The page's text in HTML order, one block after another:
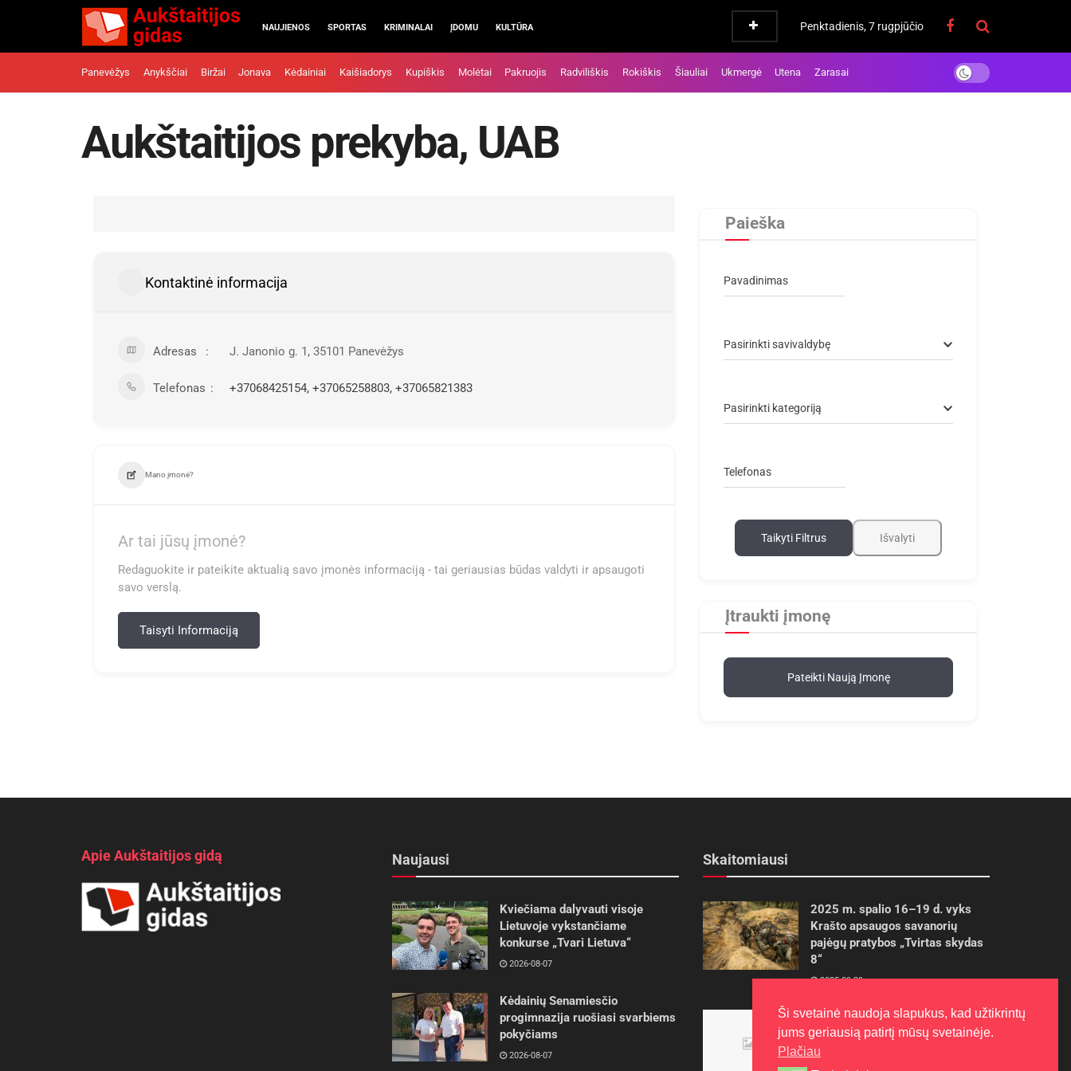
NAUJIENOS SPORTAS KRIMINALAI ĮDOMU KULTŪRA Penktadienis, 7 rugpjūčio
Panevėžys Anykščiai Biržai Jonava Kėdainiai Kaišiadorys Kupiškis Molėtai Pakruojis Radviliškis Rokiškis Šiauliai Ukmergė Utena Zarasai
Aukštaitijos prekyba, UAB
Kontaktinė informacija
Adresas J. Janonio g. 1, 35101 Panevėžys
Telefonas +37068425154, +37065258803, +37065821383
Mano įmonė?
Ar tai jūsų įmonė?
Redaguokite ir pateikite aktualią savo įmonės informaciją - tai geriausias būdas valdyti ir apsaugoti
savo verslą.
Taisyti Informaciją
Paieška
Pavadinimas
Pasirinkti savivaldybę
Pasirinkti kategoriją
Telefonas
Taikyti Filtrus Išvalyti
Įtraukti įmonę
Pateikti Naują Įmonę
Apie Aukštaitijos gidą Naujausi
Kviečiama dalyvauti visoje
Lietuvoje vykstančiame
konkurse „Tvari Lietuva“
2026-08-07
Kėdainių Senamiesčio
progimnazija ruošiasi svarbiems
pokyčiams
2026-08-07
Skaitomiausi
2025 m. spalio 16–19 d. vyks
Krašto apsaugos savanorių
pajėgų pratybos „Tvirtas skydas
8“
2025-09-29
Panevėžietės tarptautinėje
programoje siekia aukso
2015-10-30
Ši svetainė naudoja slapukus, kad užtikrintų
jums geriausią patirtį mūsų svetainėje.
Plačiau